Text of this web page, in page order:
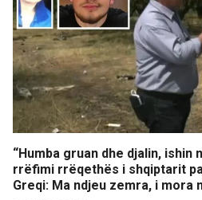
“Humba gruan dhe djalin, ishin
rrëfimi rrëqethës i shqiptarit
Greqi: Ma ndjeu zemra, i mora